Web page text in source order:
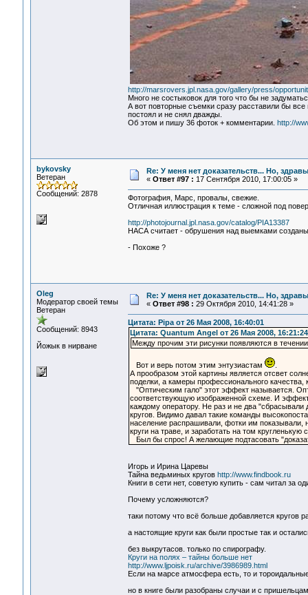
http://marsrovers.jpl.nasa.gov/gallery/press/
Много не состыковок для того что бы не
А вот повторные съемки сразу расставили бы
постоял и не снял дважды.
Об этом и пишу 36 фоток + комментарии. http://
bykovsky
Ветеран
Сообщений: 2878
Re: У меня нет доказательств... Но,
« Ответ #97 : 17 Сентября 2010, 17:00:05 »
Фотография, Марс, провалы, свежие.
Отличная иллюстрация к теме - сложной под
http://photojournal.jpl.nasa.gov/catalog/PIA13387
НАСА считает - обрушения над выемками
- Похоже ?
Oleg
Модератор своей темы
Ветеран
Сообщений: 8943
Йожык в нирване
Re: У меня нет доказательств... Но,
« Ответ #98 : 29 Октября 2010, 14:41:28 »
Цитата: Pipa от 26 Мая 2008, 16:40:01
Цитата: Quantum Angel от 26 Мая 2008, 16:21:24
Между прочим эти рисунки появляются в
Вот и верь потом этим энтузиастам
.
А прообразом этой картины является отсвет
поделки, а камеры профессионального
"Оптическим гало" этот эффект называется.
соответствующую изображенной схеме. И
каждому оператору. Не раз и не два "сбрасывали
кругов. Видимо давал такие команды
население распрашивали, фотки им показывали,
круги на траве, и заработать на том кругленькую
Был бы спрос! А желающие подтасовать
Игорь и Ирина Царевы
Тайна ведьминых кругов http://www.findbook.ru
Книги в сети нет, советую купить - сам читал за
Почему усложняются?
таки потому что всё больше добавляется кругов
а настоящие круги как были простые так и
без выкрутасов. только по спирографу.
Круги на полях – тайны больше нет
http://www.ljpoisk.ru/archive/3986989.html
Если на марсе атмосфера есть, то и
но в книге были разобраны случаи и с